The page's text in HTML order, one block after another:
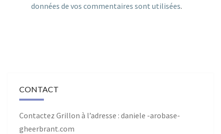
données de vos commentaires sont utilisées.
CONTACT
Contactez Grillon à l’adresse : daniele -arobase-
gheerbrant.com